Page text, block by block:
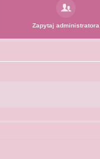
Zapytaj administratora